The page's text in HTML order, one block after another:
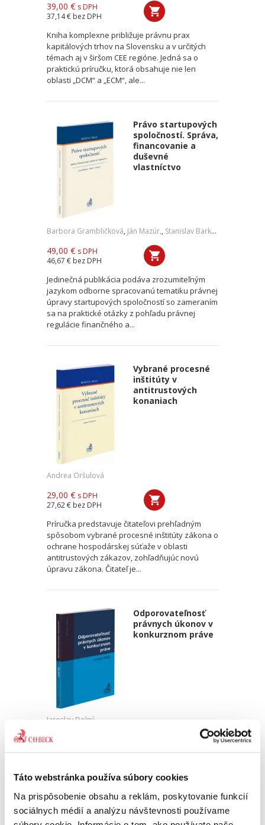
Táto webstránka používa súbory cookies
Na prispôsobenie obsahu a reklám, poskytovanie funkcií
sociálnych médií a analýzu návštevnosti používame
39,00 € s DPH
37,14 € bez DPH
Kniha komplexne približuje právnu prax
kapitálových trhov na Slovensku a v určitých
témach aj v širšom CEE regióne. Jedná sa o
praktickú príručku, ktorá obsahuje nie len
oblasti „DCM“ a „ECM“, ale...
Právo startupových
spoločností. Správa,
financovanie a
duševné
vlastníctvo
Barbora Grambličková, Ján Mazúr,, Stanislav Barkoci
49,00 € s DPH
46,67 € bez DPH
Jedinečná publikácia podáva zrozumiteľným
jazykom odborne spracovanú tematiku právnej
úpravy startupových spoločností so zameraním
sa na praktické otázky z pohľadu právnej
regulácie finančného a...
Vybrané procesné
inštitúty v
antitrustových
konaniach
Andrea Oršulová
29,00 € s DPH
27,62 € bez DPH
Príručka predstavuje čitateľovi prehľadným
spôsobom vybrané procesné inštitúty zákona o
ochrane hospodárskej súťaže v oblasti
antitrustových zákazov, zohľadňujúc novú
úpravu zákona. Čitateľ je...
Odporovateľnosť
právnych úkonov v
konkurznom práve
Jaroslav Dolný
15,00 €
v oblasti odporovateľných právnych úkonov je
prvá svojho druhu v oblasti konkurzného práva
na Slovensku. Zameriava sa na praktické
využitie inštitútu...